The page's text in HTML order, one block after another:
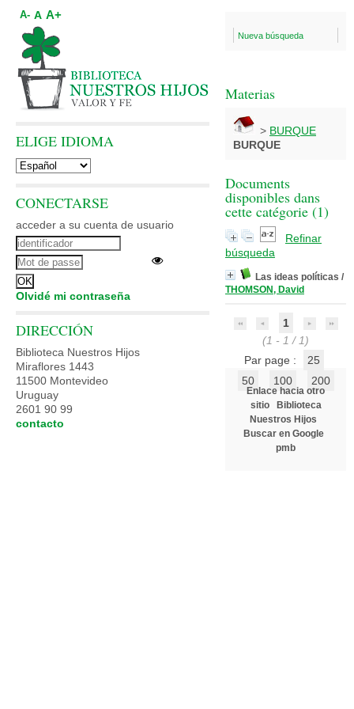
Nueva búsqueda
Materias
> BURQUE
BURQUE
Documents
disponibles dans
cette catégorie (1)
Refinar
búsqueda
Las ideas políticas /
THOMSON, David
1
(1 - 1 / 1)
Par page :
25
50
100 200
Enlace hacia otro
sitio
Biblioteca
Nuestros Hijos
Buscar en Google
pmb
A- A A+
ELIGE IDIOMA
CONECTARSE
acceder a su cuenta de usuario
Olvidé mi contraseña
DIRECCIÓN
Biblioteca Nuestros Hijos
Miraflores 1443
11500 Montevideo
Uruguay
2601 90 99
contacto